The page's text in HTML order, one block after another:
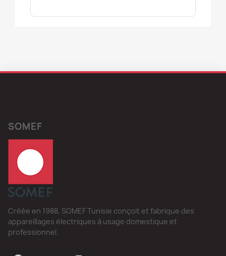
SOMEF
Créée en 1988, SOMEF Tunisie conçoit et fabrique des
appareillages électriques à usage domestique et
professionnel.